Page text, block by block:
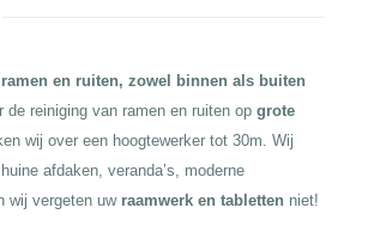
ramen en ruiten, zowel binnen als buiten
de reiniging van ramen en ruiten op grote
wij over een hoogtewerker tot 30m. Wij
afdaken, veranda’s, moderne
wij vergeten uw raamwerk en tabletten niet!